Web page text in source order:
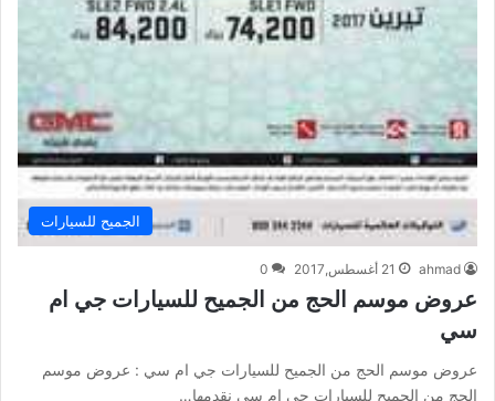
الجميح للسيارات
ahmad 21 أغسطس,2017 0
عروض موسم الحج من الجميح للسيارات جي ام
سي
عروض موسم الحج من الجميح للسيارات جي ام سي : عروض موسم
الحج من الجميح للسيارات جي ام سي نقدمها…